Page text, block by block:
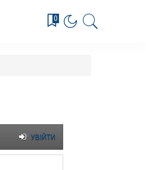
0
УВІЙТИ